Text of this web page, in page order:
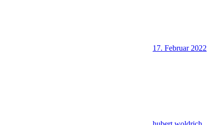
17. Februar 2022